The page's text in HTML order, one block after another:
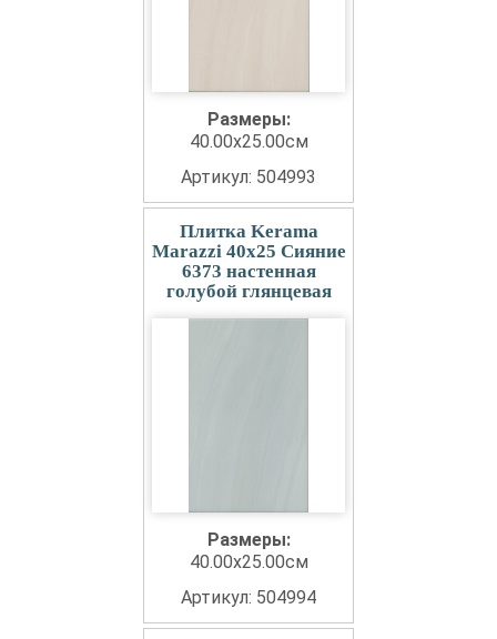
Размеры:
40.00x25.00см
Артикул: 504993
Плитка Kerama
Marazzi 40x25 Сияние
6373 настенная
голубой глянцевая
Размеры:
40.00x25.00см
Артикул: 504994